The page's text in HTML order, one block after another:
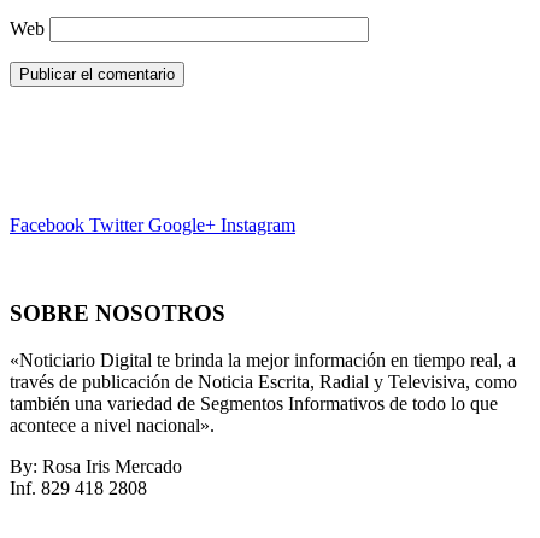
Web
Facebook Twitter Google+ Instagram
SOBRE NOSOTROS
«Noticiario Digital te brinda la mejor información en tiempo real, a
través de publicación de Noticia Escrita, Radial y Televisiva, como
también una variedad de Segmentos Informativos de todo lo que
acontece a nivel nacional».
By: Rosa Iris Mercado
Inf. 829 418 2808